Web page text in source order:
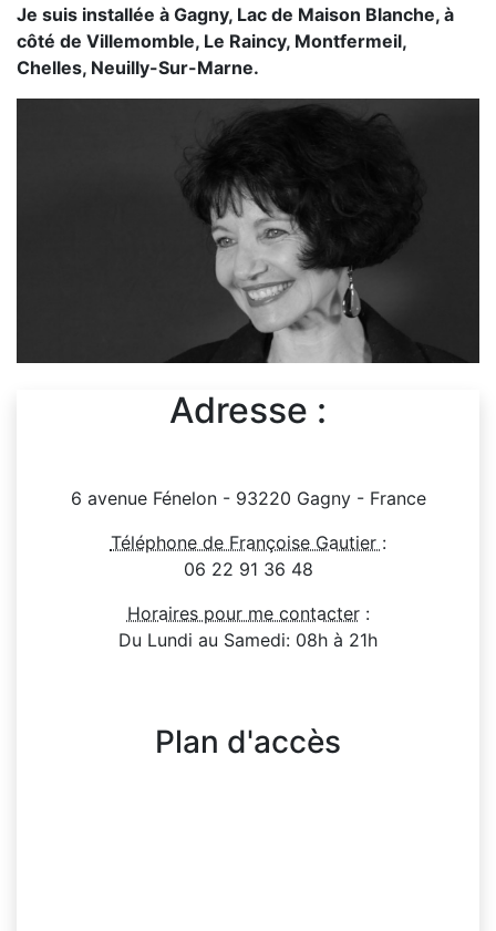
Je suis installée à Gagny, Lac de Maison Blanche, à
côté de Villemomble, Le Raincy, Montfermeil,
Chelles, Neuilly-Sur-Marne.
Adresse :
6 avenue Fénelon - 93220 Gagny - France
Téléphone de Françoise Gautier :
06 22 91 36 48
Horaires pour me contacter:
Du Lundi au Samedi: 08h à 21h
Plan d'accès